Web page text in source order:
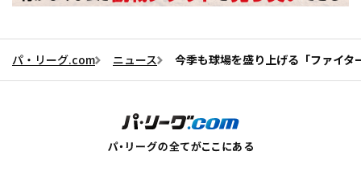
パ・リーグ.com ニュース 今季も球場を盛り上げる「ファイ